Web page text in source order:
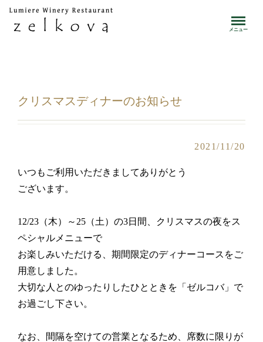
toggle
メニュー
クリスマスディナーのお知らせ
2021/11/20
いつもご利用いただきましてありがとう
ございます。
12/23（木）～25（土）の3日間、クリスマスの夜をス
ペシャルメニューで
お楽しみいただける、期間限定のディナーコースをご
用意しました。
大切な人とのゆったりしたひとときを「ゼルコバ」で
お過ごし下さい。
なお、間隔を空けての営業となるため、席数に限りが